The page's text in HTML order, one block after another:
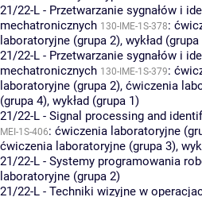
21/22-L - Przetwarzanie sygnałów i
mechatronicznych 130-IME-1S-378:
laboratoryjne (grupa 2), wykład (grupa
21/22-L - Przetwarzanie sygnałów i
mechatronicznych 130-IME-1S-379:
laboratoryjne (grupa 2), ćwiczenia
(grupa 4), wykład (grupa 1)
21/22-L - Signal processing and
MEI-1S-406: ćwiczenia laboratoryjne
ćwiczenia laboratoryjne (grupa 3),
21/22-L - Systemy programowania
laboratoryjne (grupa 2)
21/22-L - Techniki wizyjne w